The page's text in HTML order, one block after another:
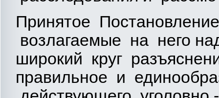
Принятое
возлагаемые на него
широкий круг
правильное и